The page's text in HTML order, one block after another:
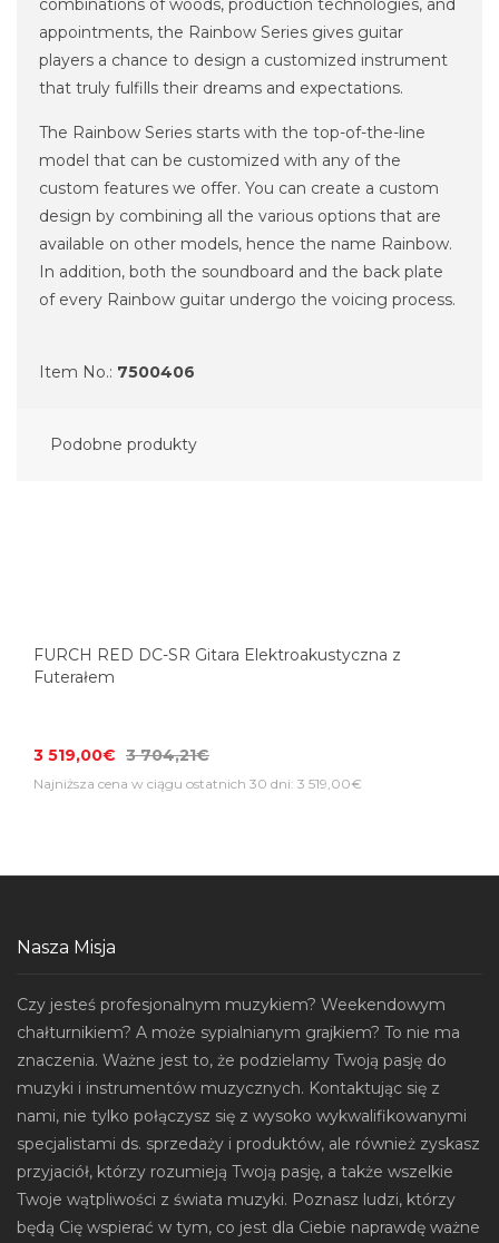
combinations of woods, production technologies, and
appointments, the Rainbow Series gives guitar
players a chance to design a customized instrument
that truly fulfills their dreams and expectations.
The Rainbow Series starts with the top-of-the-line
model that can be customized with any of the
custom features we offer. You can create a custom
design by combining all the various options that are
available on other models, hence the name Rainbow.
In addition, both the soundboard and the back plate
of every Rainbow guitar undergo the voicing process.
Item No.: 7500406
Podobne produkty
FURCH RED DC-SR Gitara Elektroakustyczna z
Futerałem
3 519,00€ 3 704,21€
Najniższa cena w ciągu ostatnich 30 dni: 3 519,00€
Nasza Misja
Czy jesteś profesjonalnym muzykiem? Weekendowym
chałturnikiem? A może sypialnianym grajkiem? To nie ma
znaczenia. Ważne jest to, że podzielamy Twoją pasję do
muzyki i instrumentów muzycznych. Kontaktując się z
nami, nie tylko połączysz się z wysoko wykwalifikowanymi
specjalistami ds. sprzedaży i produktów, ale również zyskasz
przyjaciół, którzy rozumieją Twoją pasję, a także wszelkie
Twoje wątpliwości z świata muzyki. Poznasz ludzi, którzy
będą Cię wspierać w tym, co jest dla Ciebie naprawdę ważne